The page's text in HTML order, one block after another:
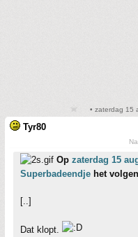
• zaterdag 15
Tyr80
Op zaterdag 15
Superbadeendje het
[..]
Dat klopt.